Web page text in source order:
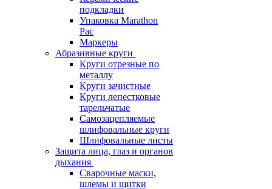
подкладки
Упаковка Marathon
Pac
Маркеры
Абразивные круги
Круги отрезные по
металлу
Круги зачистные
Круги лепестковые
тарельчатые
Самозацепляемые
шлифовальные круги
Шлифовальные листы
Защита лица, глаз и органов
дыхания
Сварочные маски,
шлемы и щитки